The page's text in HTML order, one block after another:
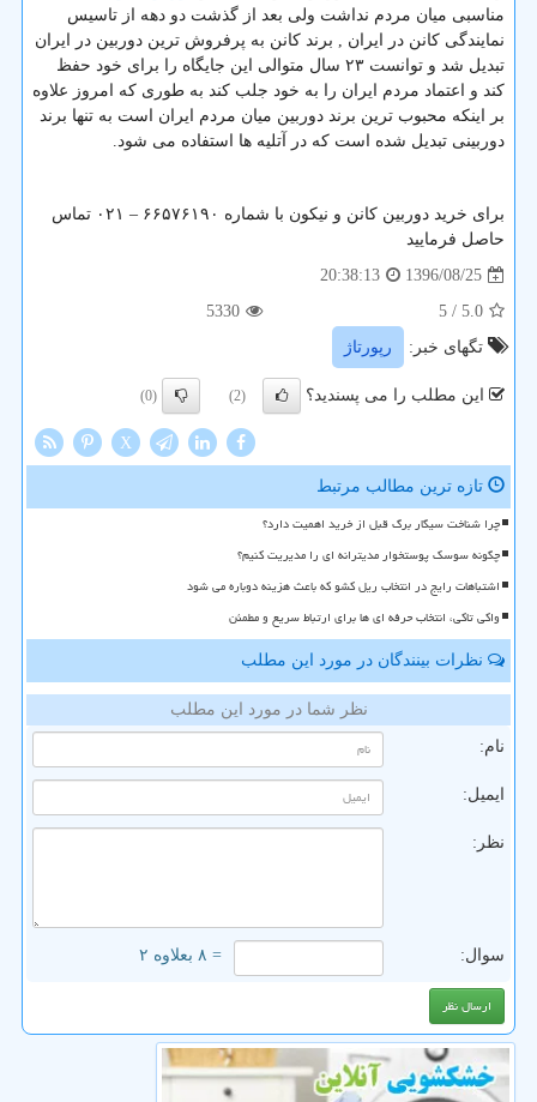
مناسبی میان مردم نداشت ولی بعد از گذشت دو دهه از تاسیس
نمایندگی کانن در ایران , برند کانن به پرفروش ترین دوربین در ایران
تبدیل شد و توانست ۲۳ سال متوالی این جایگاه را برای خود حفظ
کند و اعتماد مردم ایران را به خود جلب کند به طوری که امروز علاوه
بر اینکه محبوب ترین برند دوربین میان مردم ایران است به تنها برند
دوربینی تبدیل شده است که در آتلیه ها استفاده می شود.
برای خرید دوربین کانن و نیکون با شماره ۶۶۵۷۶۱۹۰ – ۰۲۱ تماس
حاصل فرمایید
1396/08/25
20:38:13
5.0
/ 5
5330
تگهای خبر:
رپورتاژ
این مطلب را می پسندید؟ (2)
(0)
X
تازه ترین مطالب مرتبط
چرا شناخت سیگار برگ قبل از خرید اهمیت دارد؟
چگونه سوسک پوستخوار مدیترانه ای را مدیریت کنیم؟
اشتباهات رایج در انتخاب ریل کشو که باعث هزینه دوباره می شود
واکی تاکی، انتخاب حرفه ای ها برای ارتباط سریع و مطمئن
نظرات بینندگان در مورد این مطلب
نظر شما در مورد این مطلب
نام:
ایمیل:
نظر:
سوال: = ۸ بعلاوه ۲